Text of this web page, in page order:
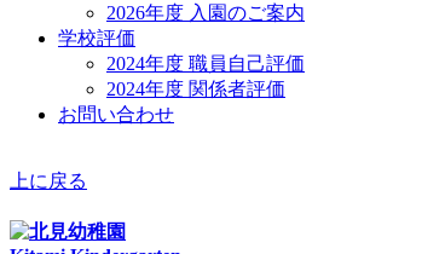
2026年度 入園のご案内
学校評価
2024年度 職員自己評価
2024年度 関係者評価
お問い合わせ
上に戻る